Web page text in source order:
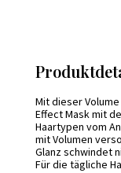
Mit dieser Volume
Effect Mask mit
Haartypen vom
mit Volumen
Glanz schwindet
Für die tägliche